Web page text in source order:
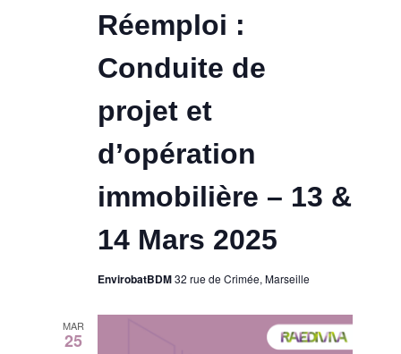
Réemploi :
Conduite de
projet et
d’opération
immobilière – 13 &
14 Mars 2025
EnvirobatBDM32 rue de Crimée, Marseille
MAR
25